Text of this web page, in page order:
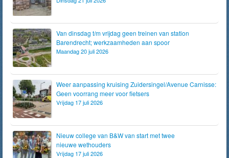
Van dinsdag t/m vrijdag geen treinen van station
Barendrecht; werkzaamheden aan spoor
Maandag 20 juli 2026
Weer aanpassing kruising Zuidersingel/Avenue Carnisse:
Geen voorrang meer voor fietsers
Vrijdag 17 juli 2026
Nieuw college van B&W van start met twee
nieuwe wethouders
Vrijdag 17 juli 2026